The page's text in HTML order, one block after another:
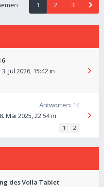
1 2 3
3. Jul 2026, 15:42in
Antworten: 14
Mai 2025, 22:54in
1 2
des Volla Tablet